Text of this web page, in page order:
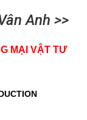
Anh >>
MẠI VẬT TƯ